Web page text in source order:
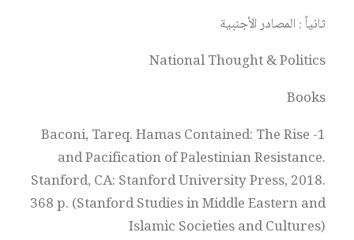
ثانياً : المصادر الأجنبية
National Thought & Politics
Books
1- Baconi, Tareq. Hamas Contained: The Rise
and Pacification of Palestinian Resistance.
Stanford, CA: Stanford University Press, 2018.
368 p. (Stanford Studies in Middle Eastern and
Islamic Societies and Cultures)